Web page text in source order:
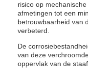
risico op
afmetingen tot een
betrouwbaarheid van
verbeterd.
De
van deze
oppervlak van de